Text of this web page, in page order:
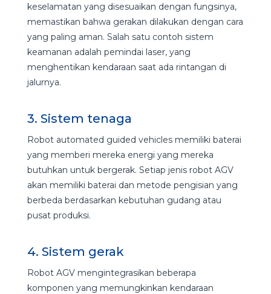
keselamatan yang disesuaikan dengan fungsinya,
memastikan bahwa gerakan dilakukan dengan cara
yang paling aman. Salah satu contoh sistem
keamanan adalah pemindai laser, yang
menghentikan kendaraan saat ada rintangan di
jalurnya.
3. Sistem tenaga
Robot automated guided vehicles memiliki baterai
yang memberi mereka energi yang mereka
butuhkan untuk bergerak. Setiap jenis robot AGV
akan memiliki baterai dan metode pengisian yang
berbeda berdasarkan kebutuhan gudang atau
pusat produksi.
4. Sistem gerak
Robot AGV mengintegrasikan beberapa
komponen yang memungkinkan kendaraan